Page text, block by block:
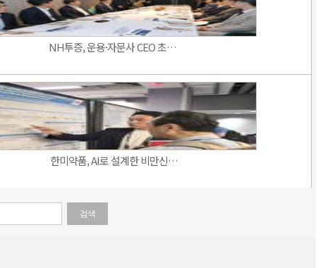
NH투증, 운용·자문사 CEO 초…
한미약품, AI로 설계한 비만신…
검색